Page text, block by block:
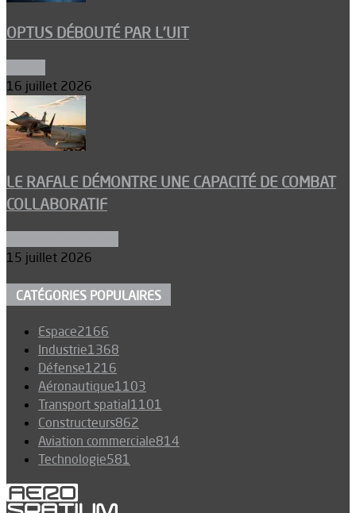
OPTUS DÉBOUTÉ PAR L’UIT
16 juillet 2026
LE RAFALE DÉMONTRE UNE CAPACITÉ DE COMBAT
COLLABORATIF
15 juillet 2026
CATÉGORIES POPULAIRES
Espace2166
Industrie1368
Défense1216
Aéronautique1103
Transport spatial1101
Constructeurs862
Aviation commerciale814
Technologie581